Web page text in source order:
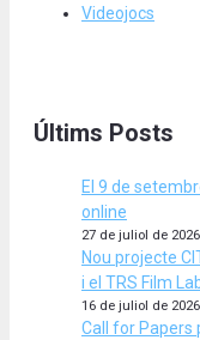
Videojocs
Últims Posts
El 9 de
online
27 de juliol de 2026
Nou projecte
i el TRS Film
16 de juliol de 2026
Call for Papers